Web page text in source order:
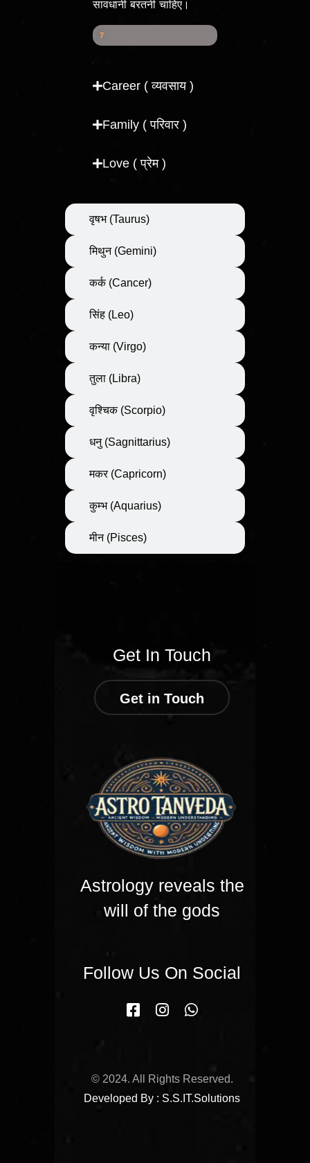
वृषभ (Taurus)
मिथुन (Gemini)
कर्क (Cancer)
सिंह (Leo)
कन्या (Virgo)
तुला (Libra)
वृश्चिक (Scorpio)
धनु (Sagnittarius)
मकर (Capricorn)
कुम्भ (Aquarius)
मीन (Pisces)
सावधानी बरतनी चाहिए।
Health Score
7
Career ( व्यवसाय )
Family ( परिवार )
Love ( प्रेम )
Get In Touch
Get in Touch
Astrology reveals the
will of the gods
Follow Us On Social
© 2024. All Rights Reserved.
Developed By : S.S.IT.Solutions